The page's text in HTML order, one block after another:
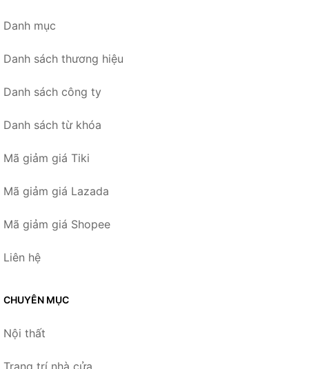
Danh mục
Danh sách thương hiệu
Danh sách công ty
Danh sách từ khóa
Mã giảm giá Tiki
Mã giảm giá Lazada
Mã giảm giá Shopee
Liên hệ
CHUYÊN MỤC
Nội thất
Trang trí nhà cửa